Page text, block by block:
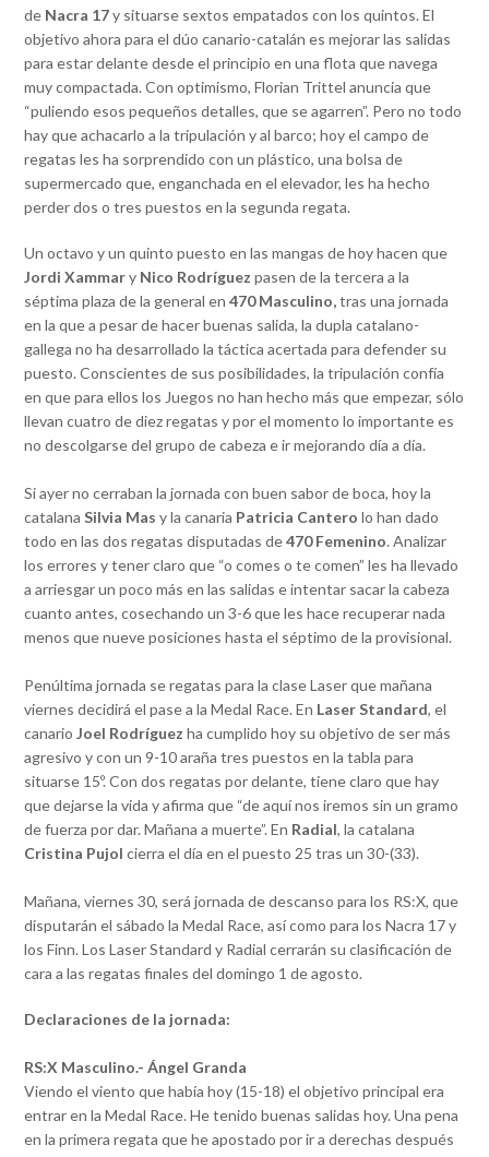
de Nacra 17y situarse sextos empatados con los quintos. El
objetivo ahora para el dúo canario-catalán es mejorar las salidas
para estar delante desde el principio en una flota que navega
muy compactada. Con optimismo, Florian Trittel anuncia que
“puliendo esos pequeños detalles, que se agarren”. Pero no todo
hay que achacarlo a la tripulación y al barco; hoy el campo de
regatas les ha sorprendido con un plástico, una bolsa de
supermercado que, enganchada en el elevador, les ha hecho
perder dos o tres puestos en la segunda regata.
Un octavo y un quinto puesto en las mangas de hoy hacen que
Jordi Xammary Nico Rodríguez pasen de la tercera a la
séptima plaza de la general en470 Masculino,tras una jornada
en la que a pesar de hacer buenas salida, la dupla catalano-
gallega no ha desarrollado la táctica acertada para defender su
puesto. Conscientes de sus posibilidades, la tripulación confía
en que para ellos los Juegos no han hecho más que empezar, sólo
llevan cuatro de diez regatas y por el momento lo importante es
no descolgarse del grupo de cabeza e ir mejorando día a día.
Si ayer no cerraban la jornada con buen sabor de boca, hoy la
catalanaSilvia Masy la canaria Patricia Canterolo han dado
todo en las dos regatas disputadas de470 Femenino. Analizar
los errores y tener claro que “o comes o te comen” les ha llevado
a arriesgar un poco más en las salidas e intentar sacar la cabeza
cuanto antes, cosechando un 3-6 que les hace recuperar nada
menos que nueve posiciones hasta el séptimo de la provisional.
Penúltima jornada se regatas para la clase Laser que mañana
viernes decidirá el pase a la Medal Race. En Laser Standard, el
canarioJoel Rodríguez ha cumplido hoy su objetivo de ser más
agresivo y con un 9-10 araña tres puestos en la tabla para
situarse 15º. Con dos regatas por delante, tiene claro que hay
que dejarse la vida y afirma que “de aquí nos iremos sin un gramo
de fuerza por dar. Mañana a muerte”. En Radial, la catalana
Cristina Pujol cierra el día en el puesto 25 tras un 30-(33).
Mañana, viernes 30, será jornada de descanso para los RS:X, que
disputarán el sábado la Medal Race, así como para los Nacra 17 y
los Finn. Los Laser Standard y Radial cerrarán su clasificación de
cara a las regatas finales del domingo 1 de agosto.
Declaraciones de la jornada:
RS:X Masculino.- Ángel Granda
Viendo el viento que había hoy (15-18) el objetivo principal era
entrar en la Medal Race. He tenido buenas salidas hoy. Una pena
en la primera regata que he apostado por ir a derechas después